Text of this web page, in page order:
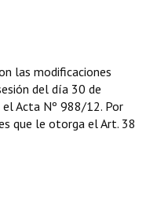
las modificaciones
del día 30 de
Acta Nº 988/12. Por
que le otorga el Art. 38